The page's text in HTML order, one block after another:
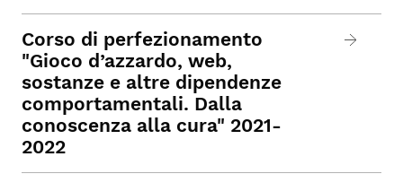
Corso di perfezionamento
"Gioco d’azzardo, web,
sostanze e altre dipendenze
comportamentali. Dalla
conoscenza alla cura" 2021-
2022